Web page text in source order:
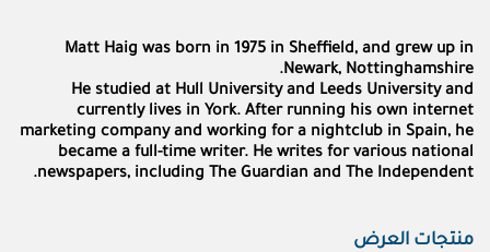
Matt Haig was born in 1975 in Sheffield, and grew up in
Newark, Nottinghamshire.
He studied at Hull University and Leeds University and
currently lives in York. After running his own internet
marketing company and working for a nightclub in Spain, he
became a full-time writer. He writes for various national
newspapers, including The Guardian and The Independent.
منتجات العرض